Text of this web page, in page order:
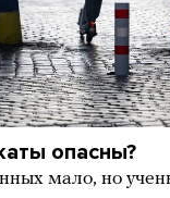
опасны?
мало, но